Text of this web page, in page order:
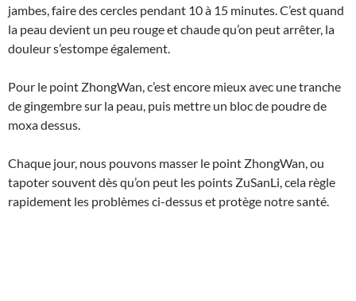
jambes, faire des cercles pendant 10 à 15 minutes. C’est quand
la peau devient un peu rouge et chaude qu’on peut arrêter, la
douleur s’estompe également.
Pour le point ZhongWan, c’est encore mieux avec une tranche
de gingembre sur la peau, puis mettre un bloc de poudre de
moxa dessus.
Chaque jour, nous pouvons masser le point ZhongWan, ou
tapoter souvent dès qu’on peut les points ZuSanLi, cela règle
rapidement les problèmes ci-dessus et protège notre santé.